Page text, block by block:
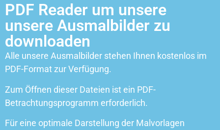
PDF Reader um unsere
unsere Ausmalbilder zu
downloaden
Alle unsere Ausmalbilder stehen Ihnen kostenlos im
PDF-Format zur Verfügung.
Zum Öffnen dieser Dateien ist ein PDF-
Betrachtungsprogramm erforderlich.
Für eine optimale Darstellung der Malvorlagen